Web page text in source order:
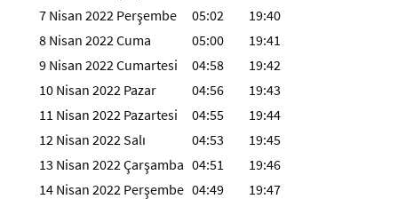
7 Nisan 2022 Perşembe
05:02
19:40
8 Nisan 2022 Cuma
05:00
19:41
9 Nisan 2022 Cumartesi
04:58
19:42
10 Nisan 2022 Pazar
04:56
19:43
11 Nisan 2022 Pazartesi
04:55
19:44
12 Nisan 2022 Salı
04:53
19:45
13 Nisan 2022 Çarşamba 04:51
19:46
14 Nisan 2022 Perşembe 04:49
19:47